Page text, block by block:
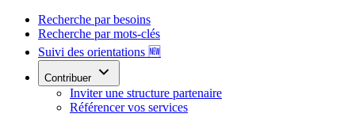
Recherche par besoins
Recherche par mots-clés
Suivi des orientations 🆕
Contribuer
Inviter une structure partenaire
Référencer vos services